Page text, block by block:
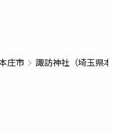
庄市 諏訪神社（埼玉県